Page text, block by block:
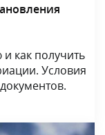
как получить
Условия